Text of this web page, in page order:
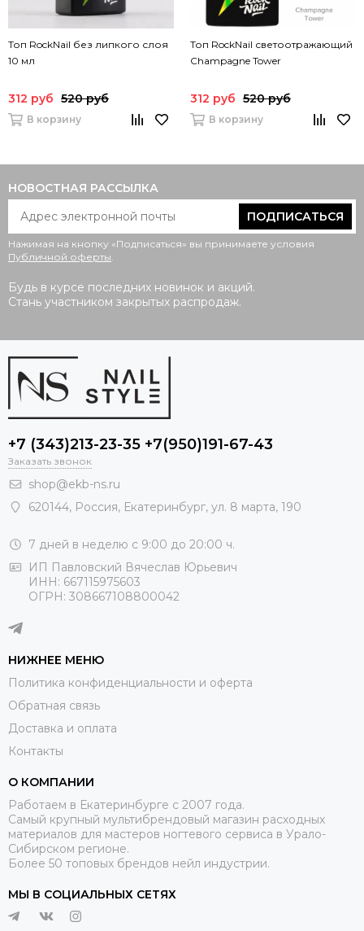
Топ RockNail без липкого слоя
10 мл
312 руб 520 руб
В корзину
Топ RockNail светоотражающий
Champagne Tower
312 руб 520 руб
В корзину
НОВОСТНАЯ РАССЫЛКА
ПОДПИСАТЬСЯ
Нажимая на кнопку «Подписаться» вы принимаете условия
Публичной оферты.
Будь в курсе последних новинок и акций.
Стань участником закрытых распродаж.
+7 (343)213-23-35 +7(950)191-67-43
Заказать звонок
shop@ekb-ns.ru
620144, Россия, Екатеринбург, ул. 8 марта, 190
7 дней в неделю с 9:00 до 20:00 ч.
ИП Павловский Вячеслав Юрьевич
ИНН: 667115975603
ОГРН: 308667108800042
НИЖНЕЕ МЕНЮ
Политика конфиденциальности и оферта
Обратная связь
Доставка и оплата
Контакты
О КОМПАНИИ
Работаем в Екатеринбурге с 2007 года.
Самый крупный мультибрендовый магазин расходных
материалов для мастеров ногтевого сервиса в Урало-
Сибирском регионе.
Более 50 топовых брендов нейл индустрии.
МЫ В СОЦИАЛЬНЫХ СЕТЯХ